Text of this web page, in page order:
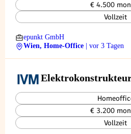
€ 4.500
Vollzeit
epunkt GmbH
Wien, Home-Office
| vor 3 Tagen
€ 3.200
Vollzeit